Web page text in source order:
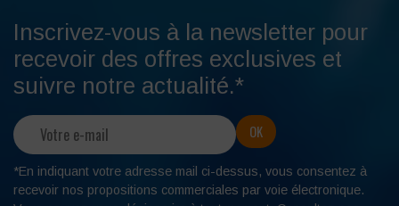
Inscrivez-vous à la newsletter pour
recevoir des offres exclusives et
suivre notre actualité.*
*En indiquant votre adresse mail ci-dessus, vous consentez à
recevoir nos propositions commerciales par voie électronique.